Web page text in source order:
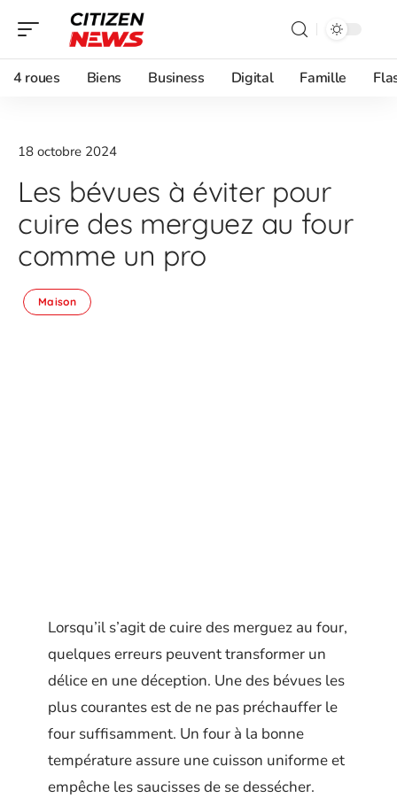
4 roues Biens Business Digital Famille
18 octobre 2024
Les bévues à éviter pour
cuire des merguez au four
comme un pro
Maison
Lorsqu’il s’agit de cuire des merguez au four,
quelques erreurs peuvent transformer un
délice en une déception. Une des bévues les
plus courantes est de ne pas préchauffer le
four suffisamment. Un four à la bonne
température assure une cuisson uniforme et
empêche les saucisses de se dessécher.